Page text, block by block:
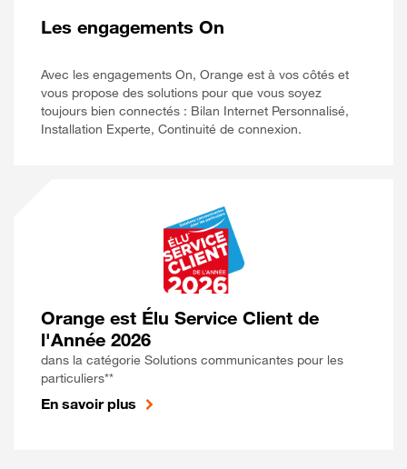
Les engagements On
Avec les engagements On, Orange est à vos côtés et
vous propose des solutions pour que vous soyez
toujours bien connectés : Bilan Internet Personnalisé,
Installation Experte, Continuité de connexion.
Orange est Élu Service Client de
l'Année 2026
dans la catégorie Solutions communicantes pour les
particuliers**
En savoir plus